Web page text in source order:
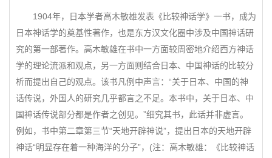
1904年，日本学者高木敏雄发表《比较神话学》一书，成为
日本神话学的奠基性著作，也是东方汉文化圈中涉及中国神话研
究的第一部著作。高木敏雄在书中一方面较周密地介绍西方神话
学的理论流派和观点，另一方面则结合日本、中国神话的比较分
析而提出自己的观点。该书凡例中声言：“关于日本、中国的神
话传说，外国人的研究几乎都言之不足。本书中，关于日本、中
国神话传说部分都是作者之创见。”细究其书，此话并非虚言。
例如，书中第二章第三节“天地开辟神说”，提出日本的天地开辟
神话“明显存在着一种海洋的分子”，(注：高木敏雄：《比较神话